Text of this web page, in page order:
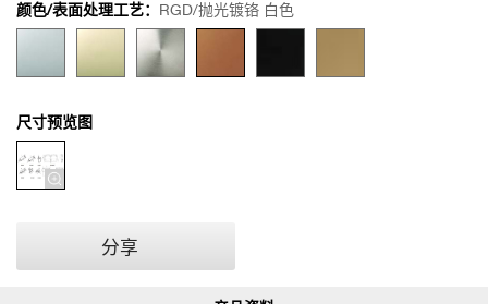
颜色/表面处理工艺： RGD/抛光镀铬 白色
尺寸预览图
分享